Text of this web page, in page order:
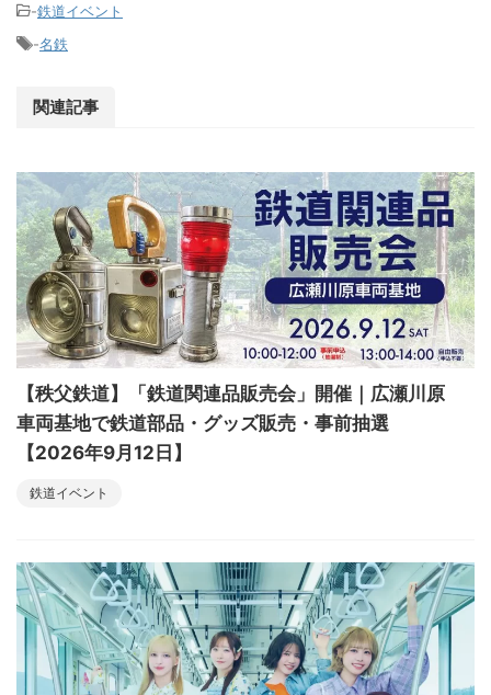
-鉄道イベント
-名鉄
関連記事
【秩父鉄道】「鉄道関連品販売会」開催｜広瀬川原
車両基地で鉄道部品・グッズ販売・事前抽選
【2026年9月12日】
鉄道イベント